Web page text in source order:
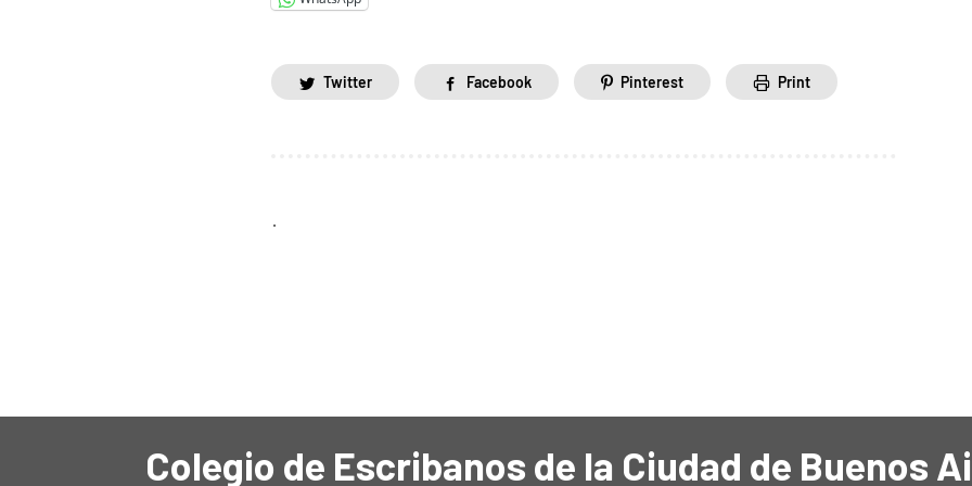
Twitter Facebook Pinterest Print
.
Colegio de Escribanos de la Ciudad de Buenos